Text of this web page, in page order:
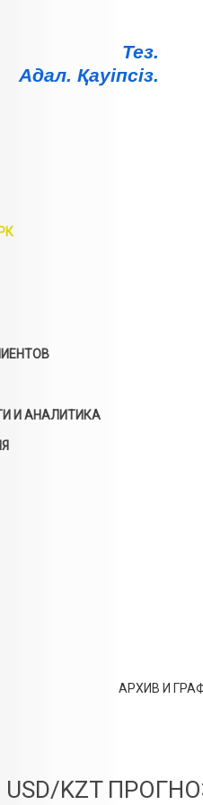
Тез.
Адал. Қауiпсiз.
И АНАЛИТИКА
АРХИВ И
KZT